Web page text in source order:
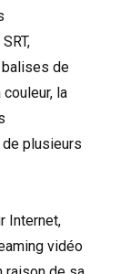
SRT,
balises de
la
plusieurs
Internet,
vidéo